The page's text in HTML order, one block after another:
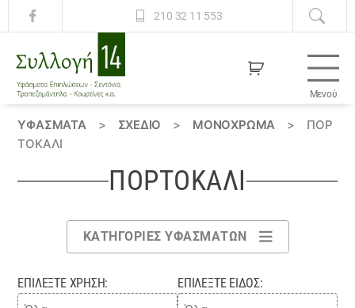
210 32 11 553
14
Μενού
ΥΦΆΣΜΑΤΑ > ΣΧΕΔΙΟ > ΜΟΝΌΧΡΩΜΑ >
ΠΟΡ
ΤΟΚΑΛΙ
ΠΟΡΤΟΚΑΛΙ
ΚΑΤΗΓΟΡΊΕΣ ΥΦΑΣΜΆΤΩΝ
ΕΠΙΛΈΞΤΕ ΧΡΉΣΗ: ΕΠΙΛΈΞΤΕ ΕΊΔΟΣ: